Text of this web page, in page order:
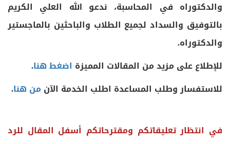
والدكتوراه في المحاسبة، ندعو الله العلي الكريم
بالتوفيق والسداد لجميع الطلاب والباحثين بالماجستير
والدكتوراه.
للإطلاع على مزيد من المقالات المميزة اضغط هنا.
للاستفسار وطلب المساعدة اطلب الخدمة الآنمن هنا.
في انتظار تعليقاتكم ومقترحاتكم أسفل المقال للرد